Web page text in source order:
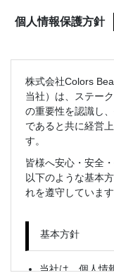
個人情報保護方針
株式会社Colors
当社）は、ステー
の重要性を認識し
であると共に経営
す。
皆様へ安心・安全
以下のような基本
れを遵守しています
基本方針
当社は、個人情